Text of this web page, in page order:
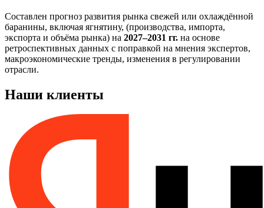
Составлен прогноз развития рынка свежей или охлаждённой
баранины, включая ягнятину, (производства, импорта,
экспорта и объёма рынка) на 2027–2031 гг. на основе
ретроспективных данных с поправкой на мнения экспертов,
макроэкономические тренды, изменения в регулировании
отрасли.
Наши клиенты